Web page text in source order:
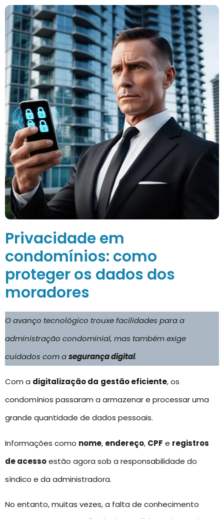
Privacidade em
condomínios: como
proteger os dados dos
moradores
O avanço tecnológico trouxe facilidades para a
administração condominial, mas também exige
cuidados com asegurança digital.
Com a digitalização da gestão eficiente, os
condomínios passaram a armazenar e processar uma
grande quantidade de dados pessoais.
Informações como nome, endereço, CPF e registros
de acessoestão agora sob a responsabilidade do
síndico e da administradora.
No entanto, muitas vezes, a falta de conhecimento